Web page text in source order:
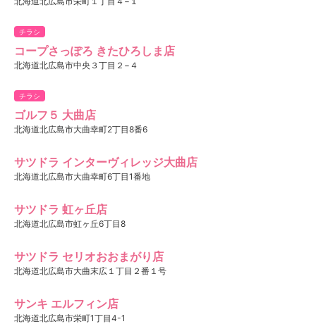
チラシ
コープさっぽろ きたひろしま店
北海道北広島市中央３丁目２−４
チラシ
ゴルフ５ 大曲店
北海道北広島市大曲幸町2丁目8番6
サツドラ インターヴィレッジ大曲店
北海道北広島市大曲幸町6丁目1番地
サツドラ 虹ヶ丘店
北海道北広島市虹ヶ丘6丁目8
サツドラ セリオおおまがり店
北海道北広島市大曲末広１丁目２番１号
サンキ エルフィン店
北海道北広島市栄町1丁目4-1